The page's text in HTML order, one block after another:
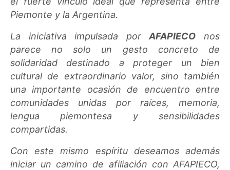
Piemonte y la Argentina.
La iniciativa impulsada porAFAPIECO nos
parece no solo un gesto concreto de
solidaridad destinado a proteger un bien
cultural de extraordinario valor, sino también
una importante ocasión de encuentro entre
comunidades unidas por raíces, memoria,
lengua piemontesa y sensibilidades
compartidas.
Con este mismo espíritu deseamos además
iniciar un camino de afiliación con AFAPIECO,